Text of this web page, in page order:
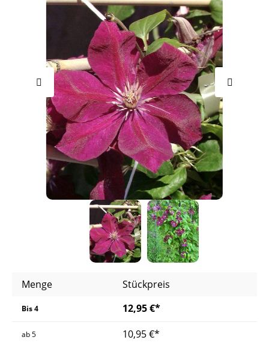
Menge Stückpreis
Bis4 12,95 €*
ab5 10,95 €*